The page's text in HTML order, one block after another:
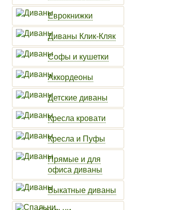
Еврокнижки
Диваны Клик-Кляк
Софы и кушетки
Аккордеоны
Детские диваны
Кресла кровати
Кресла и Пуфы
Прямые и для
офиса диваны
Выкатные диваны